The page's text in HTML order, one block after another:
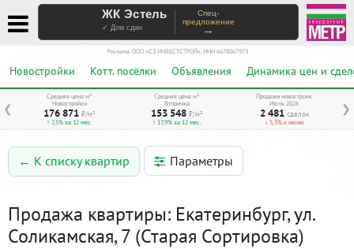
ЖК Эстель
✓ Дом сдан
Спец-
предложение
→
Реклама. ООО «СЗ ИНВЕСТСТРОЙ», ИНН 6678067973
Новостройки Котт. посёлки Объявления Динамика цен и
❮ ❯
Средняя цена м²
Новостройки
176 871 ₽/м²
↑ 7,5% за 12 мес.
Средняя цена м²
Вторичка
153 548 ₽/м²
↑ 17,9% за 12 мес.
Продажи новостроек
Июль 2026
2 481 сделок
↓ 5,3% к июню
← К списку квартир Параметры
Продажа квартиры: Екатеринбург, ул.
Соликамская, 7 (Старая Сортировка)